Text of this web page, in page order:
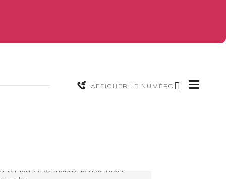
AFFICHER LE NUMÉRO
remplir ce formulaire afin de nous